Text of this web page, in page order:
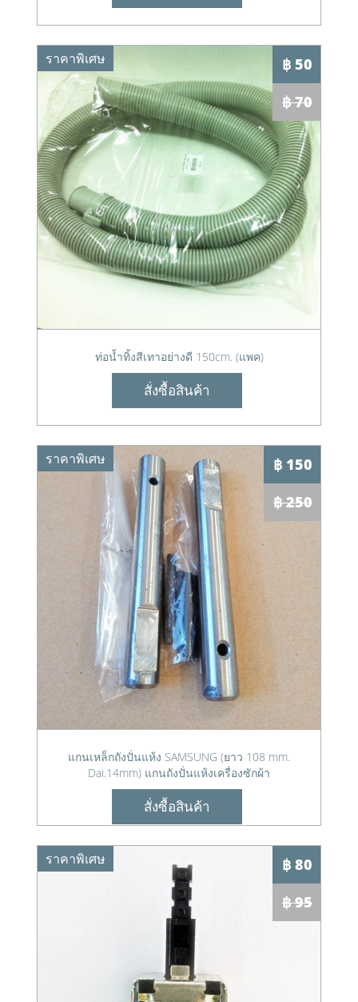
ราคาพิเศษ
฿ 70
฿ 50
ท่อน้ำทิ้งสีเทาอย่างดี 150cm. (แพค)
สั่งซื้อสินค้า
ราคาพิเศษ
฿ 250
฿ 150
แกนเหล็กถังปั่นแห้ง SAMSUNG (ยาว 108 mm.
Dai.14mm) แกนถังปั่นแห้งเครื่องซักผ้า
สั่งซื้อสินค้า
ราคาพิเศษ
฿ 95
฿ 80